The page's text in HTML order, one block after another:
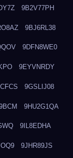
9B2V77PH
9BJ6RL38
9DFN8WE0
9EYVNRDY
9GSLIJ08
9HU2G1QA
9IL8EDHA
9JHR89JS